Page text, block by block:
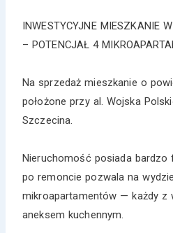
INWESTYCYJNE MIESZKANIE
– POTENCJAŁ 4
Na sprzedaż mieszkanie o
położone przy al. Wojska
Szczecina.
Nieruchomość posiada bardzo
po remoncie pozwala na
mikroapartamentów — każdy z
aneksem kuchennym.